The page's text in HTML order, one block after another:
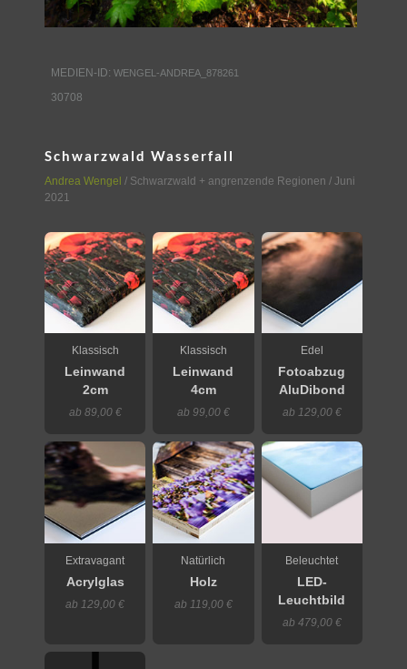
MEDIEN-ID: WENGEL-ANDREA_878261
30708
Schwarzwald Wasserfall
Andrea Wengel / Schwarzwald + angrenzende Regionen / Juni
2021
Klassisch
Leinwand
2cm
ab 89,00 €
Klassisch
Leinwand
4cm
ab 99,00 €
Edel
Fotoabzug
AluDibond
ab 129,00 €
Extravagant
Acrylglas
ab 129,00 €
Natürlich
Holz
ab 119,00 €
Beleuchtet
LED-
Leuchtbild
ab 479,00 €